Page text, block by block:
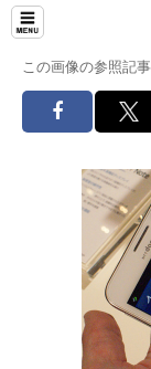
この画像の参照記事